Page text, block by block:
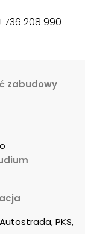
736 208 990
zabudowy
PKS,